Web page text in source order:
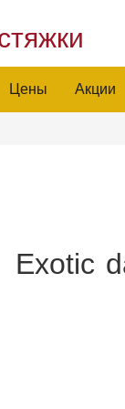
Цены Акции
Exotic